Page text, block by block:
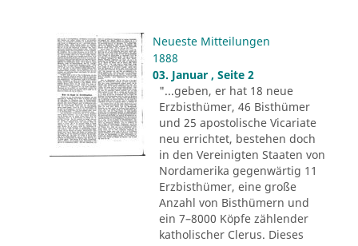
Neueste Mitteilungen
1888
03. Januar , Seite 2
"...geben, er hat 18 neue
Erzbisthümer, 46 Bisthümer
und 25 apostolische Vicariate
neu errichtet, bestehen doch
in den Vereinigten Staaten von
Nordamerika gegenwärtig 11
Erzbisthümer, eine große
Anzahl von Bisthümern und
ein 7–8000 Köpfe zählender
katholischer Clerus. Dieses